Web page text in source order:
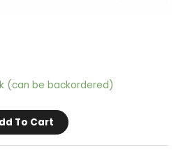
(can be backordered)
To Cart